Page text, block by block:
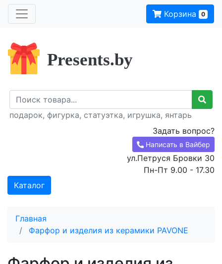
Корзина 0
Presents.by
подарок, фигурка, статуэтка, игрушка, янтарь
Задать вопрос?
Написать в Вайбер
ул.Петруся Бровки 30
Пн-Пт 9.00 - 17.30
Каталог
Главная
Фарфор и изделия из керамики PAVONE